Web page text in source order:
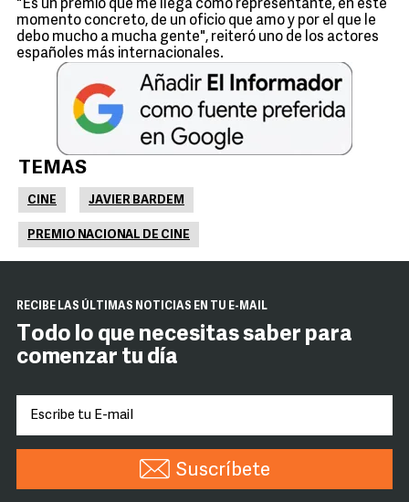
"Es un premio que me llega como representante, en este
momento concreto, de un oficio que amo y por el que le
debo mucho a mucha gente", reiteró uno de los actores
españoles más internacionales.
TEMAS
CINE JAVIER BARDEM
PREMIO NACIONAL DE CINE
RECIBE LAS ÚLTIMAS NOTICIAS EN TU E-MAIL
Todo lo que necesitas saber para
comenzar tu día
Suscríbete